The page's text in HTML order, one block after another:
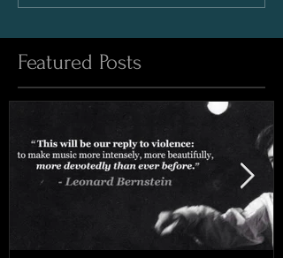
Featured Posts